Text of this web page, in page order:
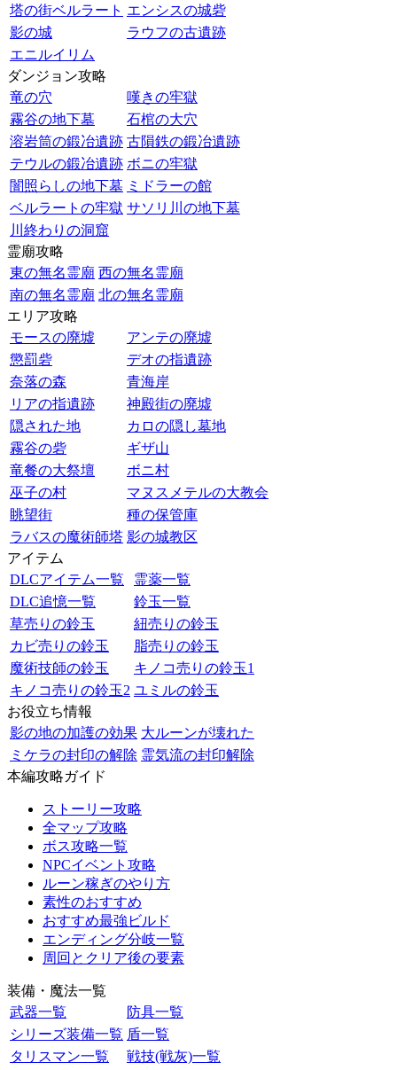
塔の街ベルラート エンシスの城砦
影の城
ラウフの古遺跡
エニルイリム
ダンジョン攻略
竜の穴
嘆きの牢獄
霧谷の地下墓
石棺の大穴
溶岩筒の鍛冶遺跡 古隕鉄の鍛冶遺跡
テウルの鍛冶遺跡 ボニの牢獄
闇照らしの地下墓 ミドラーの館
ベルラートの牢獄 サソリ川の地下墓
川終わりの洞窟
霊廟攻略
東の無名霊廟 西の無名霊廟
南の無名霊廟 北の無名霊廟
エリア攻略
モースの廃墟
アンテの廃墟
懲罰砦
デオの指遺跡
奈落の森
青海岸
リアの指遺跡
神殿街の廃墟
隠された地
カロの隠し墓地
霧谷の砦
ギザ山
竜餐の大祭壇
ボニ村
巫子の村
マヌスメテルの大教会
眺望街
種の保管庫
ラバスの魔術師塔 影の城教区
アイテム
DLCアイテム一覧
霊薬一覧
DLC追憶一覧
鈴玉一覧
草売りの鈴玉
紐売りの鈴玉
カビ売りの鈴玉
脂売りの鈴玉
魔術技師の鈴玉
キノコ売りの鈴玉1
キノコ売りの鈴玉2 ユミルの鈴玉
お役立ち情報
影の地の加護の効果 大ルーンが壊れた
ミケラの封印の解除 霊気流の封印解除
本編攻略ガイド
ストーリー攻略
全マップ攻略
ボス攻略一覧
NPCイベント攻略
ルーン稼ぎのやり方
素性のおすすめ
おすすめ最強ビルド
エンディング分岐一覧
周回とクリア後の要素
装備・魔法一覧
武器一覧
防具一覧
シリーズ装備一覧 盾一覧
タリスマン一覧
戦技(戦灰)一覧